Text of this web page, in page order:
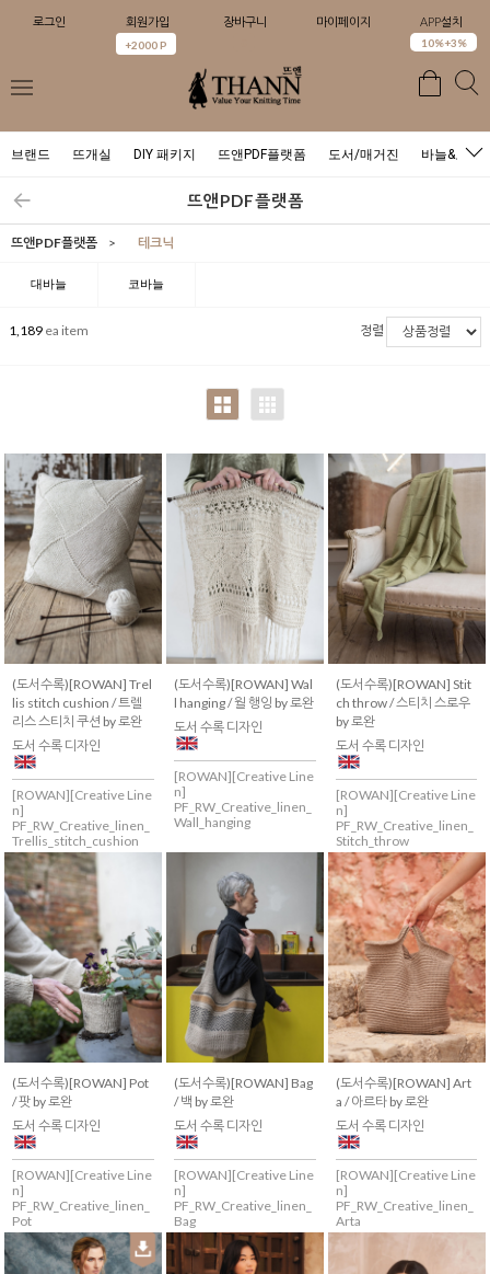
로그인 회원가입
+2000 P
장바구니 마이페이지 APP설치
10%+3%
브랜드 뜨개실 DIY 패키지 뜨앤PDF플랫폼 도서/매거진 바늘&도구
뜨앤PDF플랫폼
뜨앤PDF플랫폼 > 테크닉
대바늘 코바늘
1,189 ea item 정렬
(도서수록)[ROWAN] Trel
lis stitch cushion / 트렐
리스 스티치 쿠션 by 로완
도서 수록 디자인
[ROWAN][Creative Line
n]
PF_RW_Creative_linen_
Trellis_stitch_cushion
(도서수록)[ROWAN] Wal
l hanging / 월 행잉 by 로완
도서 수록 디자인
[ROWAN][Creative Line
n]
PF_RW_Creative_linen_
Wall_hanging
(도서수록)[ROWAN] Stit
ch throw / 스티치 스로우
by 로완
도서 수록 디자인
[ROWAN][Creative Line
n]
PF_RW_Creative_linen_
Stitch_throw
(도서수록)[ROWAN] Pot
/ 팟 by 로완
도서 수록 디자인
[ROWAN][Creative Line
n]
PF_RW_Creative_linen_
Pot
(도서수록)[ROWAN] Bag
/ 백 by 로완
도서 수록 디자인
[ROWAN][Creative Line
n]
PF_RW_Creative_linen_
Bag
(도서수록)[ROWAN] Art
a / 아르타 by 로완
도서 수록 디자인
[ROWAN][Creative Line
n]
PF_RW_Creative_linen_
Arta